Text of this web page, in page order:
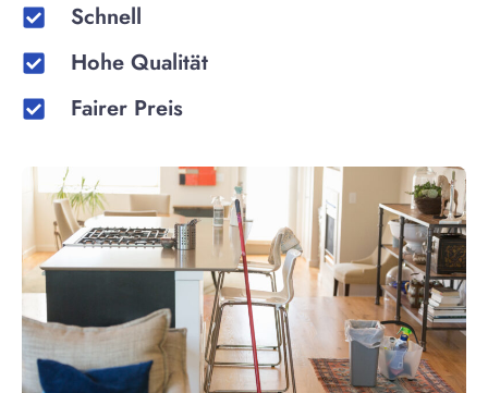
Schnell
Hohe Qualität
Fairer Preis